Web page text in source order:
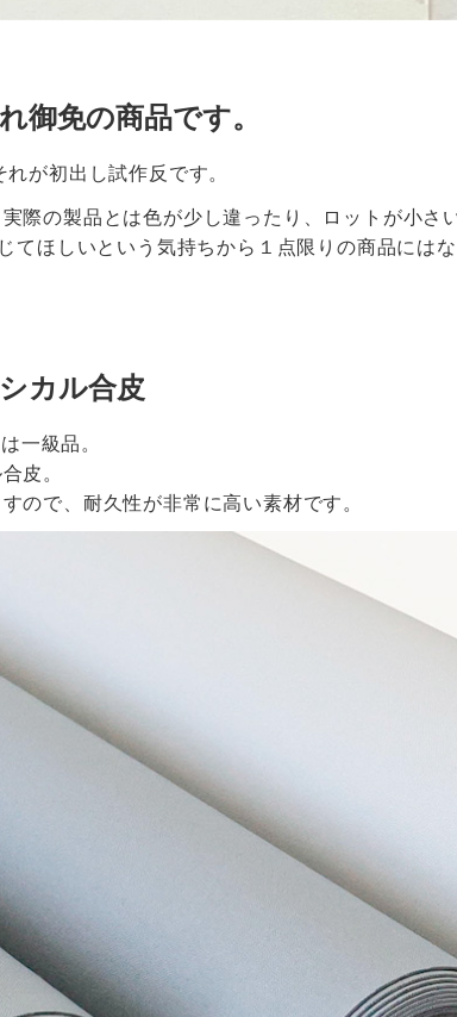
御免の商品です。
が初出し試作反です。
際の製品とは色が少し違ったり、ロットが小さ
てほしいという気持ちから１点限りの商品に
カル合皮
一級品。
皮。
ので、耐久性が非常に高い素材です。